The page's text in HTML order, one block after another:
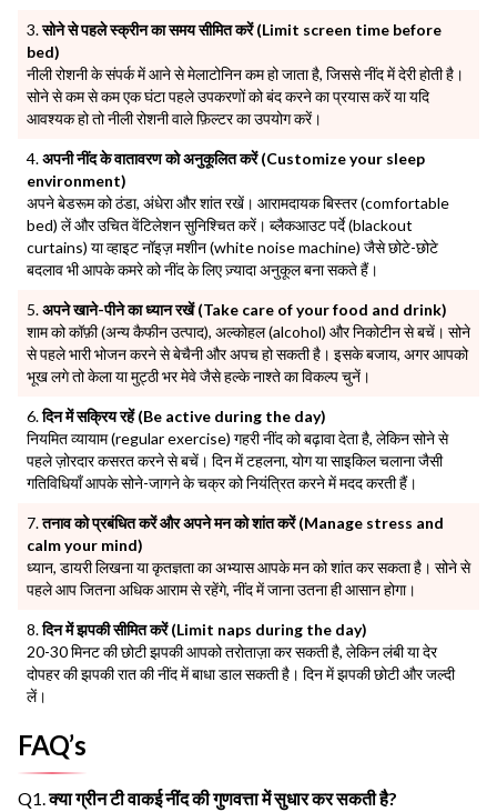
सोने से पहले स्क्रीन का समय सीमित करें (Limit screen time before
bed)
नीली रोशनी के संपर्क में आने से मेलाटोनिन कम हो जाता है, जिससे नींद में देरी होती है।
सोने से कम से कम एक घंटा पहले उपकरणों को बंद करने का प्रयास करें या यदि
आवश्यक हो तो नीली रोशनी वाले फ़िल्टर का उपयोग करें।
अपनी नींद के वातावरण को अनुकूलित करें (Customize your sleep
environment)
अपने बेडरूम को ठंडा, अंधेरा और शांत रखें। आरामदायक बिस्तर (comfortable
bed) लें और उचित वेंटिलेशन सुनिश्चित करें। ब्लैकआउट पर्दे (blackout
curtains) या व्हाइट नॉइज़ मशीन (white noise machine) जैसे छोटे-छोटे
बदलाव भी आपके कमरे को नींद के लिए ज़्यादा अनुकूल बना सकते हैं।
अपने खाने-पीने का ध्यान रखें (Take care of your food and drink)
शाम को कॉफ़ी (अन्य कैफीन उत्पाद), अल्कोहल (alcohol) और निकोटीन से बचें। सोने
से पहले भारी भोजन करने से बेचैनी और अपच हो सकती है। इसके बजाय, अगर आपको
भूख लगे तो केला या मुट्ठी भर मेवे जैसे हल्के नाश्ते का विकल्प चुनें।
दिन में सक्रिय रहें (Be active during the day)
नियमित व्यायाम (regular exercise) गहरी नींद को बढ़ावा देता है, लेकिन सोने से
पहले ज़ोरदार कसरत करने से बचें। दिन में टहलना, योग या साइकिल चलाना जैसी
गतिविधियाँ आपके सोने-जागने के चक्र को नियंत्रित करने में मदद करती हैं।
तनाव को प्रबंधित करें और अपने मन को शांत करें (Manage stress and
calm your mind)
ध्यान, डायरी लिखना या कृतज्ञता का अभ्यास आपके मन को शांत कर सकता है। सोने से
पहले आप जितना अधिक आराम से रहेंगे, नींद में जाना उतना ही आसान होगा।
दिन में झपकी सीमित करें (Limit naps during the day)
20-30 मिनट की छोटी झपकी आपको तरोताज़ा कर सकती है, लेकिन लंबी या देर
दोपहर की झपकी रात की नींद में बाधा डाल सकती है। दिन में झपकी छोटी और जल्दी
लें।
FAQ’s
Q1.क्या ग्रीन टी वाकई नींद की गुणवत्ता में सुधार कर सकती है?